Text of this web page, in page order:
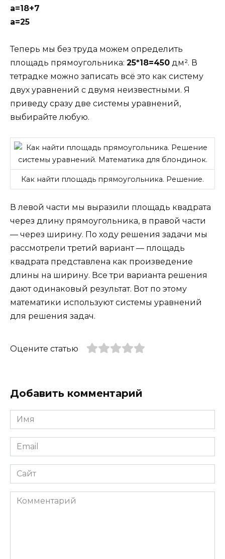
а=18+7
а=25
Теперь мы без труда можем определить
площадь прямоугольника: 25*18=450 дм². В
тетрадке можно записать всё это как систему
двух уравнений с двумя неизвестными. Я
приведу сразу две системы уравнений,
выбирайте любую.
Как найти площадь прямоугольника. Решение.
В левой части мы выразили площадь квадрата
через длину прямоугольника, в правой части
— через ширину. По ходу решения задачи мы
рассмотрели третий вариант — площадь
квадрата представлена как произведение
длины на ширину. Все три варианта решения
дают одинаковый результат. Вот по этому
математики используют системы уравнений
для решения задач.
Оцените статью
Добавить комментарий
Имя
*
Email
*
Сайт
Комментарий